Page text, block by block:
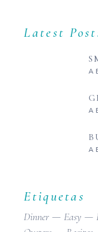
Latest
Etiquetas
Dinner Easy